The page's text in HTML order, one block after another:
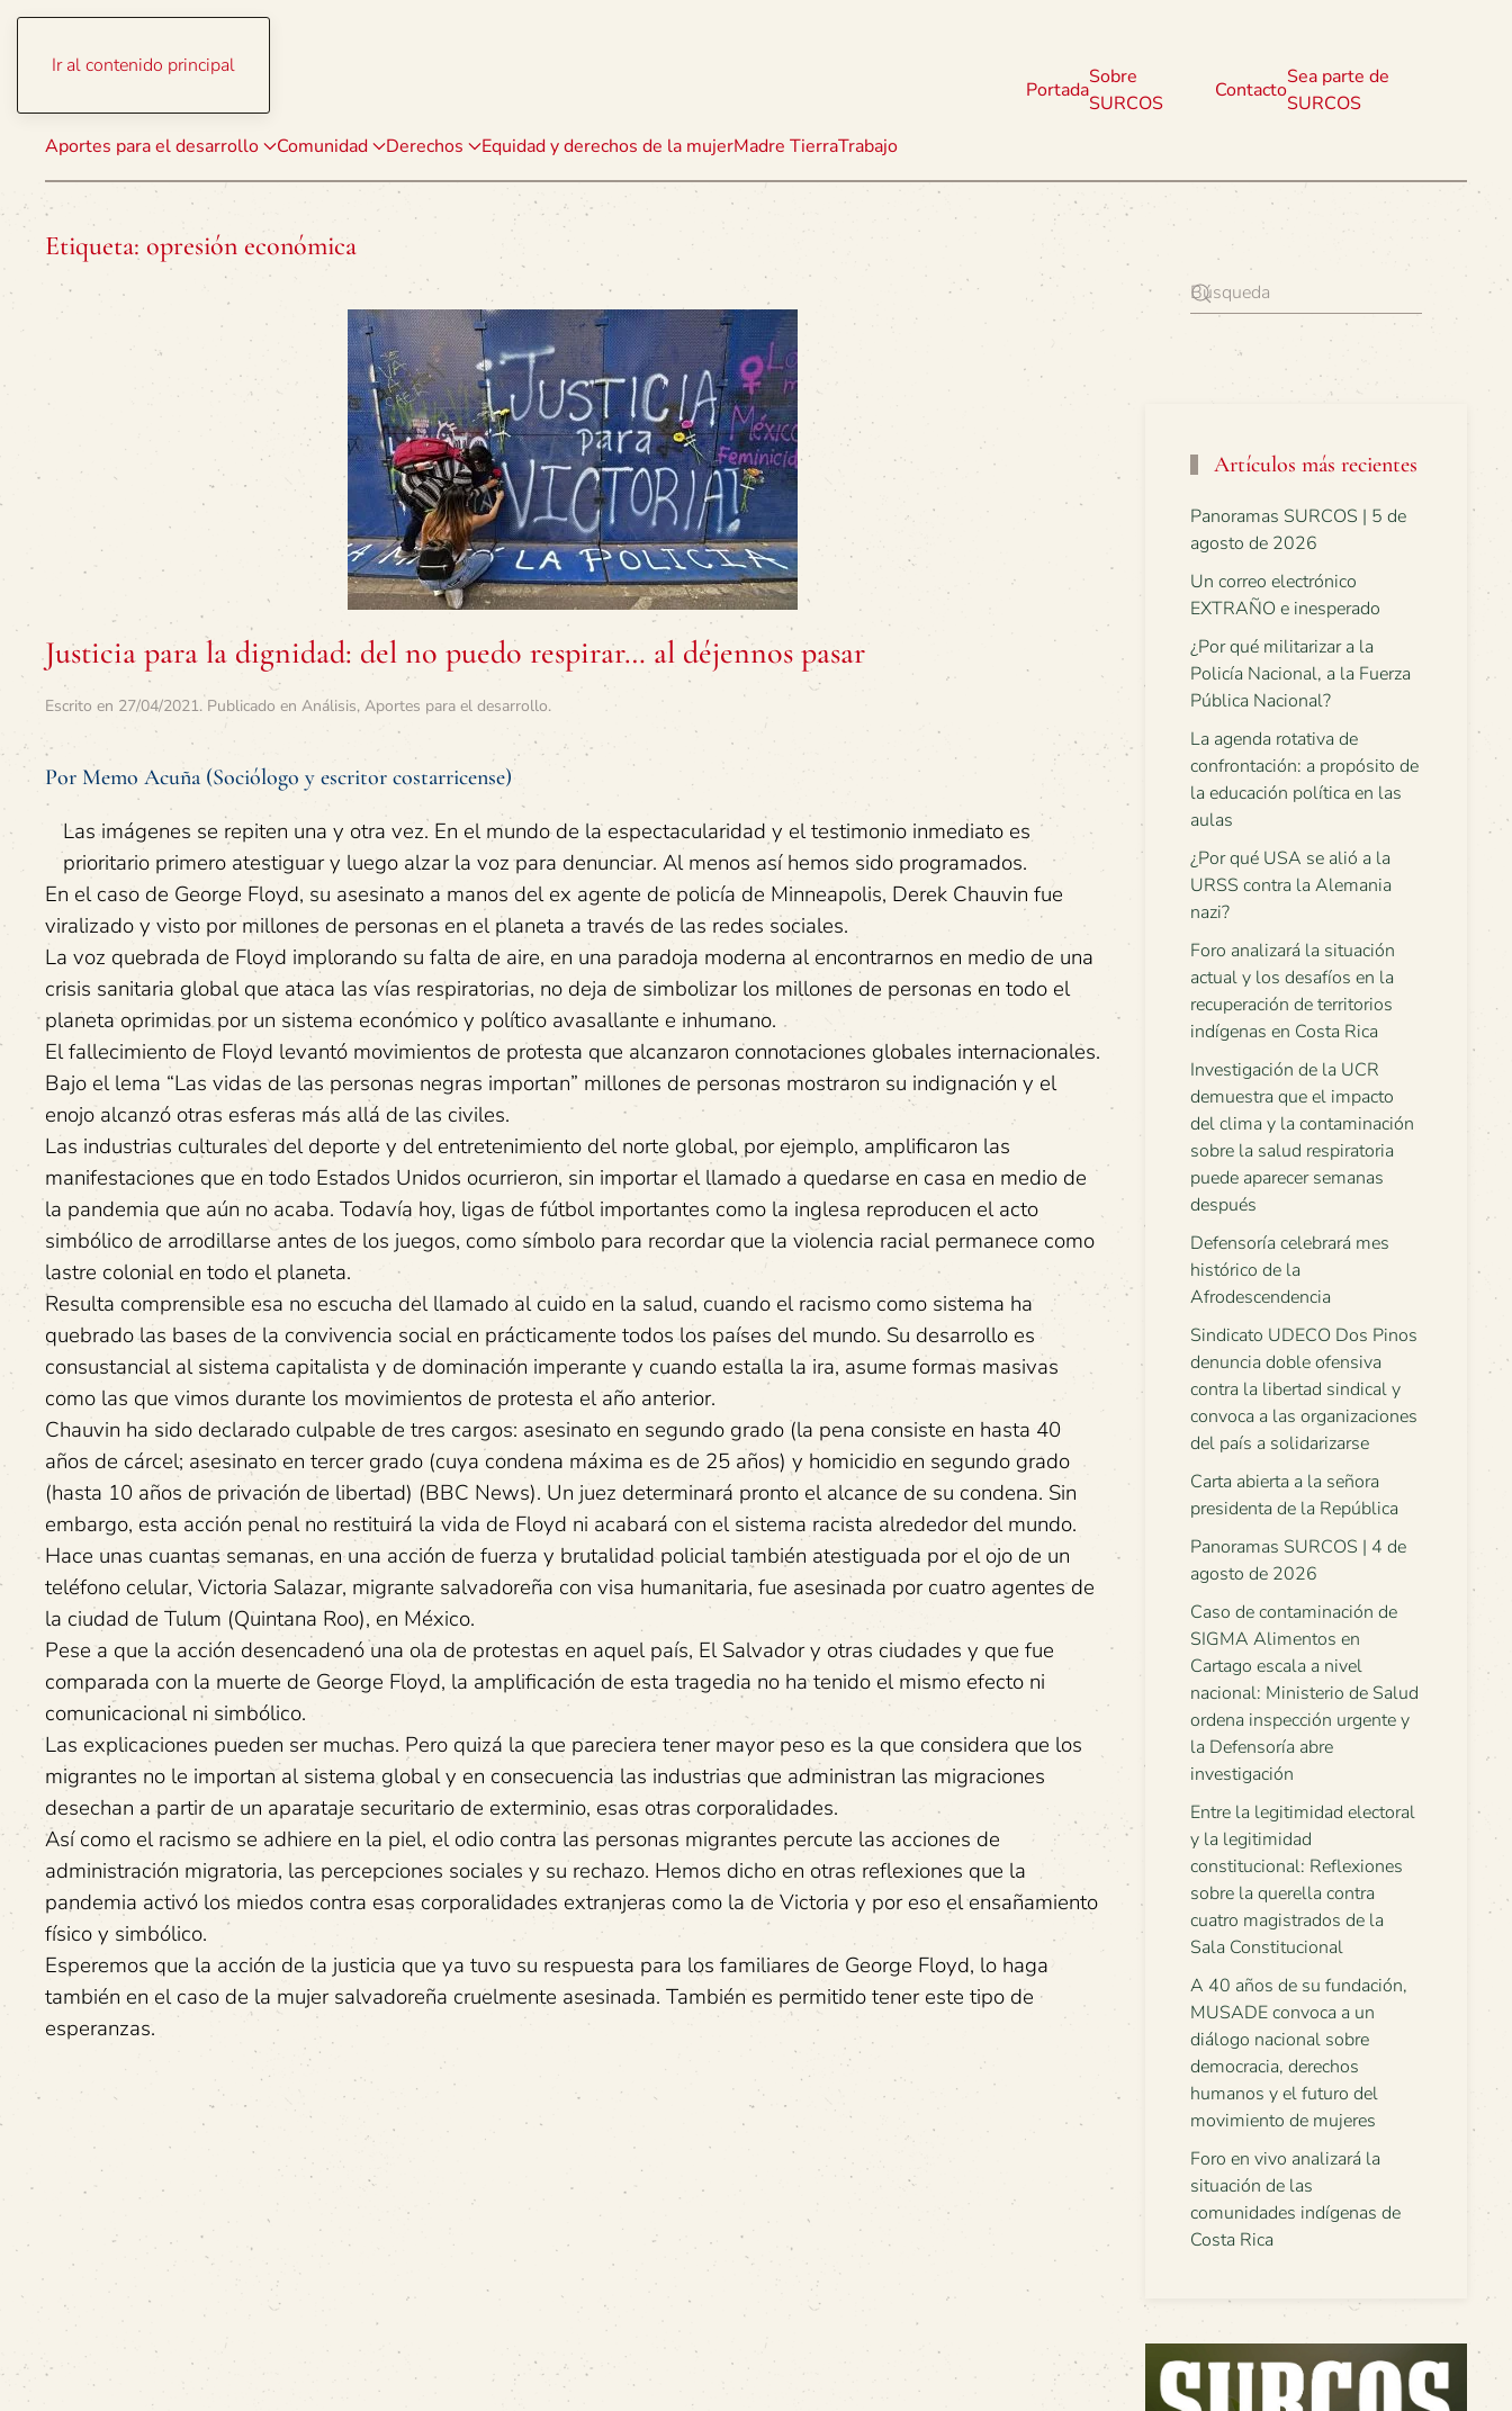
Ir al contenido principal
Aportes para el desarrollo Comunidad Derechos Equidad y derechos de la mujerMadre TierraTrabajo
Portada
Sobre
SURCOS
Contacto
Sea parte de
SURCOS
Etiqueta: opresión económica
Justicia para la dignidad: del no puedo respirar… al déjennos pasar
Escrito en 27/04/2021. Publicado en Análisis, Aportes para el desarrollo.
Por Memo Acuña (Sociólogo y escritor costarricense)
Las imágenes se repiten una y otra vez. En el mundo de la espectacularidad y el testimonio inmediato es
prioritario primero atestiguar y luego alzar la voz para denunciar. Al menos así hemos sido programados.
En el caso de George Floyd, su asesinato a manos del ex agente de policía de Minneapolis, Derek Chauvin fue
viralizado y visto por millones de personas en el planeta a través de las redes sociales.
La voz quebrada de Floyd implorando su falta de aire, en una paradoja moderna al encontrarnos en medio de una
crisis sanitaria global que ataca las vías respiratorias, no deja de simbolizar los millones de personas en todo el
planeta oprimidas por un sistema económico y político avasallante e inhumano.
El fallecimiento de Floyd levantó movimientos de protesta que alcanzaron connotaciones globales internacionales.
Bajo el lema “Las vidas de las personas negras importan” millones de personas mostraron su indignación y el
enojo alcanzó otras esferas más allá de las civiles.
Las industrias culturales del deporte y del entretenimiento del norte global, por ejemplo, amplificaron las
manifestaciones que en todo Estados Unidos ocurrieron, sin importar el llamado a quedarse en casa en medio de
la pandemia que aún no acaba. Todavía hoy, ligas de fútbol importantes como la inglesa reproducen el acto
simbólico de arrodillarse antes de los juegos, como símbolo para recordar que la violencia racial permanece como
lastre colonial en todo el planeta.
Resulta comprensible esa no escucha del llamado al cuido en la salud, cuando el racismo como sistema ha
quebrado las bases de la convivencia social en prácticamente todos los países del mundo. Su desarrollo es
consustancial al sistema capitalista y de dominación imperante y cuando estalla la ira, asume formas masivas
como las que vimos durante los movimientos de protesta el año anterior.
Chauvin ha sido declarado culpable de tres cargos: asesinato en segundo grado (la pena consiste en hasta 40
años de cárcel; asesinato en tercer grado (cuya condena máxima es de 25 años) y homicidio en segundo grado
(hasta 10 años de privación de libertad) (BBC News). Un juez determinará pronto el alcance de su condena. Sin
embargo, esta acción penal no restituirá la vida de Floyd ni acabará con el sistema racista alrededor del mundo.
Hace unas cuantas semanas, en una acción de fuerza y brutalidad policial también atestiguada por el ojo de un
teléfono celular, Victoria Salazar, migrante salvadoreña con visa humanitaria, fue asesinada por cuatro agentes de
la ciudad de Tulum (Quintana Roo), en México.
Pese a que la acción desencadenó una ola de protestas en aquel país, El Salvador y otras ciudades y que fue
comparada con la muerte de George Floyd, la amplificación de esta tragedia no ha tenido el mismo efecto ni
comunicacional ni simbólico.
Las explicaciones pueden ser muchas. Pero quizá la que pareciera tener mayor peso es la que considera que los
migrantes no le importan al sistema global y en consecuencia las industrias que administran las migraciones
desechan a partir de un aparataje securitario de exterminio, esas otras corporalidades.
Así como el racismo se adhiere en la piel, el odio contra las personas migrantes percute las acciones de
administración migratoria, las percepciones sociales y su rechazo. Hemos dicho en otras reflexiones que la
pandemia activó los miedos contra esas corporalidades extranjeras como la de Victoria y por eso el ensañamiento
físico y simbólico.
Esperemos que la acción de la justicia que ya tuvo su respuesta para los familiares de George Floyd, lo haga
también en el caso de la mujer salvadoreña cruelmente asesinada. También es permitido tener este tipo de
esperanzas.
Artículos más recientes
Panoramas SURCOS | 5 de
agosto de 2026
Un correo electrónico
EXTRAÑO e inesperado
¿Por qué militarizar a la
Policía Nacional, a la Fuerza
Pública Nacional?
La agenda rotativa de
confrontación: a propósito de
la educación política en las
aulas
¿Por qué USA se alió a la
URSS contra la Alemania
nazi?
Foro analizará la situación
actual y los desafíos en la
recuperación de territorios
indígenas en Costa Rica
Investigación de la UCR
demuestra que el impacto
del clima y la contaminación
sobre la salud respiratoria
puede aparecer semanas
después
Defensoría celebrará mes
histórico de la
Afrodescendencia
Sindicato UDECO Dos Pinos
denuncia doble ofensiva
contra la libertad sindical y
convoca a las organizaciones
del país a solidarizarse
Carta abierta a la señora
presidenta de la República
Panoramas SURCOS | 4 de
agosto de 2026
Caso de contaminación de
SIGMA Alimentos en
Cartago escala a nivel
nacional: Ministerio de Salud
ordena inspección urgente y
la Defensoría abre
investigación
Entre la legitimidad electoral
y la legitimidad
constitucional: Reflexiones
sobre la querella contra
cuatro magistrados de la
Sala Constitucional
A 40 años de su fundación,
MUSADE convoca a un
diálogo nacional sobre
democracia, derechos
humanos y el futuro del
movimiento de mujeres
Foro en vivo analizará la
situación de las
comunidades indígenas de
Costa Rica